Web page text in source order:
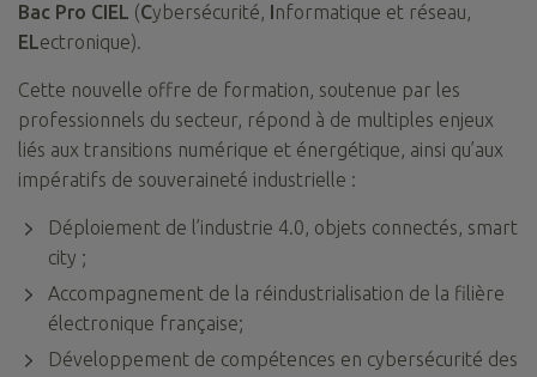
Bac Pro CIEL (Cybersécurité, Informatique et réseau,
ELectronique).
Cette nouvelle offre de formation, soutenue par les
professionnels du secteur, répond à de multiples enjeux
liés aux transitions numérique et énergétique, ainsi qu’aux
impératifs de souveraineté industrielle :
Déploiement de l’industrie 4.0, objets connectés, smart
city ;
Accompagnement de la réindustrialisation de la filière
électronique française;
Développement de compétences en cybersécurité des